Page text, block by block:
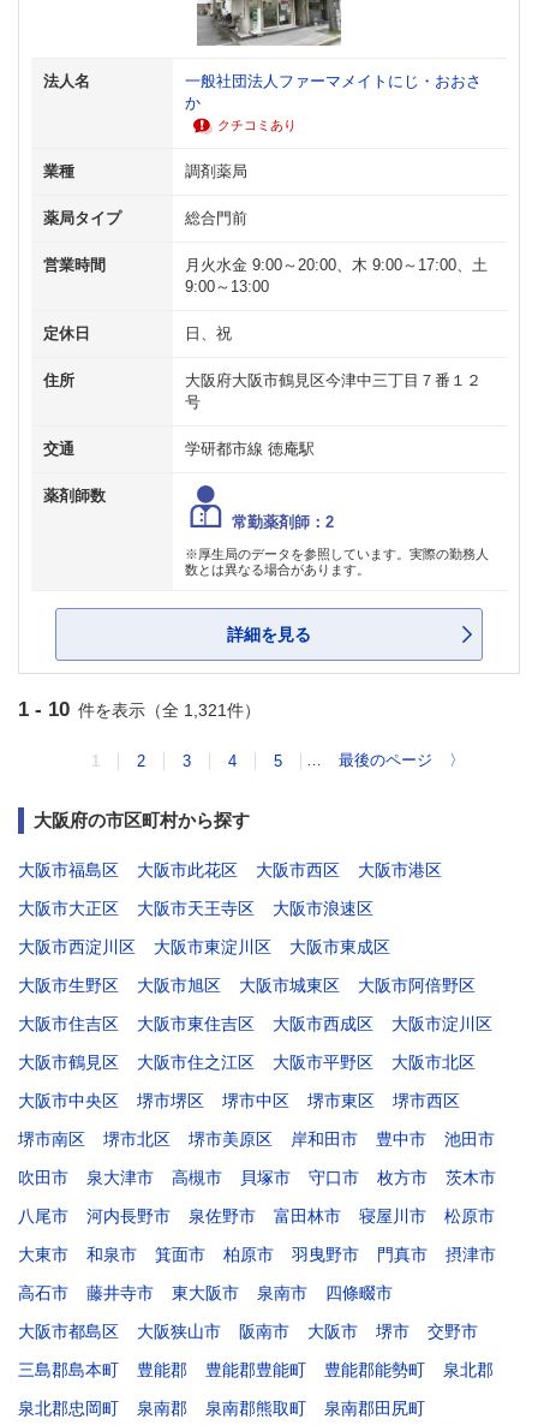
法人名
一般社団法人ファーマメイトにじ・おおさ
か
クチコミあり
業種 調剤薬局
薬局タイプ 総合門前
営業時間
月火水金 9:00～20:00、木 9:00～17:00、土
9:00～13:00
定休日 日、祝
住所
大阪府大阪市鶴見区今津中三丁目７番１２
号
交通 学研都市線 徳庵駅
薬剤師数
常勤薬剤師：2
※厚生局のデータを参照しています。実際の勤務人
数とは異なる場合があります。
詳細を見る
1 - 10 件を表示（全 1,321件）
1 2 3 4 5 … 最後のページ 〉
大阪府の市区町村から探す
大阪市福島区 大阪市此花区 大阪市西区
大阪市港区
大阪市大正区
大阪市天王寺区
大阪市浪速区
大阪市西淀川区
大阪市東淀川区
大阪市東成区
大阪市生野区
大阪市旭区 大阪市城東区
大阪市阿倍野区
大阪市住吉区
大阪市東住吉区 大阪市西成区
大阪市淀川区
大阪市鶴見区
大阪市住之江区 大阪市平野区
大阪市北区
大阪市中央区
堺市堺区 堺市中区 堺市東区
堺市西区
堺市南区
堺市北区 堺市美原区 岸和田市 豊中市
池田市
吹田市
泉大津市 高槻市 貝塚市 守口市 枚方市
茨木市
八尾市
河内長野市 泉佐野市 富田林市 寝屋川市
松原市
大東市
和泉市 箕面市 柏原市 羽曳野市 門真市
摂津市
高石市
藤井寺市 東大阪市 泉南市
四條畷市
大阪市都島区
大阪狭山市 阪南市 大阪市 堺市
交野市
三島郡島本町
豊能郡 豊能郡豊能町 豊能郡能勢町
泉北郡
泉北郡忠岡町
泉南郡 泉南郡熊取町
泉南郡田尻町